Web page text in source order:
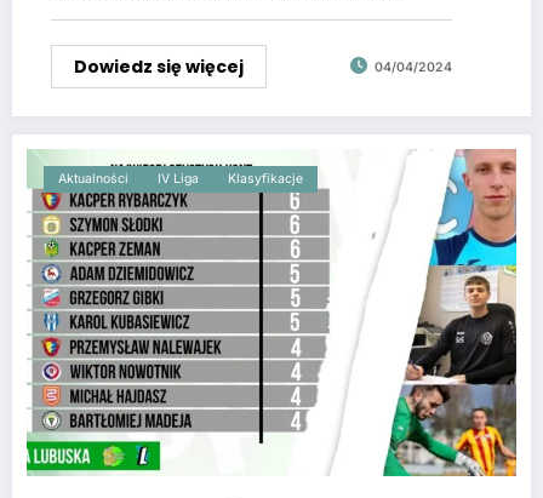
Dowiedz się więcej 04/04/2024
Aktualności IV Liga Klasyfikacje